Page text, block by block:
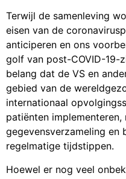
Terwijl de samenleving
eisen van de
anticiperen en ons
golf van post-COVID-19-
belang dat de VS en
gebied van de
internationaal
patiënten
gegevensverzameling en
regelmatige tijdstippen.
Hoewel er nog veel